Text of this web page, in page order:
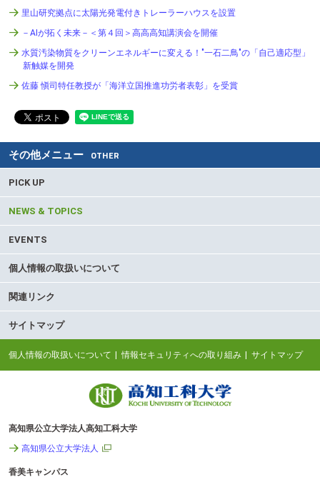
里山研究拠点に太陽光発電付きトレーラーハウスを設置
－AIが拓く未来－＜第４回＞高高高知講演会を開催
水質汚染物質をクリーンエネルギーに変える！"一石二鳥"の「自己適応型」
新触媒を開発
佐藤 愼司特任教授が「海洋立国推進功労者表彰」を受賞
その他メニュー OTHER
PICK UP
NEWS & TOPICS
EVENTS
個人情報の取扱いについて
関連リンク
サイトマップ
個人情報の取扱いについて 情報セキュリティへの取り組み サイトマップ
高知県公立大学法人高知工科大学
高知県公立大学法人
香美キャンパス